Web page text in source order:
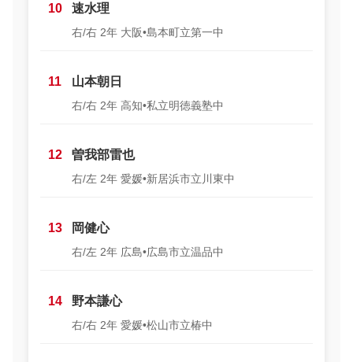
10 速水理
右/右 2年 大阪•島本町立第一中
11 山本朝日
右/右 2年 高知•私立明徳義塾中
12 曽我部雷也
右/左 2年 愛媛•新居浜市立川東中
13 岡健心
右/左 2年 広島•広島市立温品中
14 野本謙心
右/右 2年 愛媛•松山市立椿中